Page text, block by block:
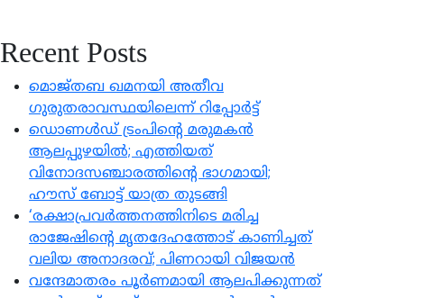
Recent Posts
മൊജ്തബ ഖമനയി അതീവ
ഗുരുതരാവസ്ഥയിലെന്ന് റിപ്പോര്‍ട്ട്
ഡൊണള്‍ഡ് ട്രംപിന്റെ മരുമകന്‍
ആലപ്പുഴയില്‍; എത്തിയത്
വിനോദസഞ്ചാരത്തിൻ്റെ ഭാഗമായി;
ഹൗസ് ബോട്ട് യാത്ര തുടങ്ങി
‘രക്ഷാപ്രവര്‍ത്തനത്തിനിടെ മരിച്ച
രാജേഷിന്റെ മൃതദേഹത്തോട് കാണിച്ചത്
വലിയ അനാദരവ്; പിണറായി വിജയന്‍
വന്ദേമാതരം പൂർണമായി ആലപിക്കുന്നത്